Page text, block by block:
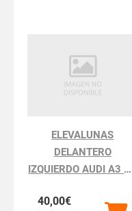
ELEVALUNAS
DELANTERO
IZQUIERDO AUDI A3 A3
40,00€